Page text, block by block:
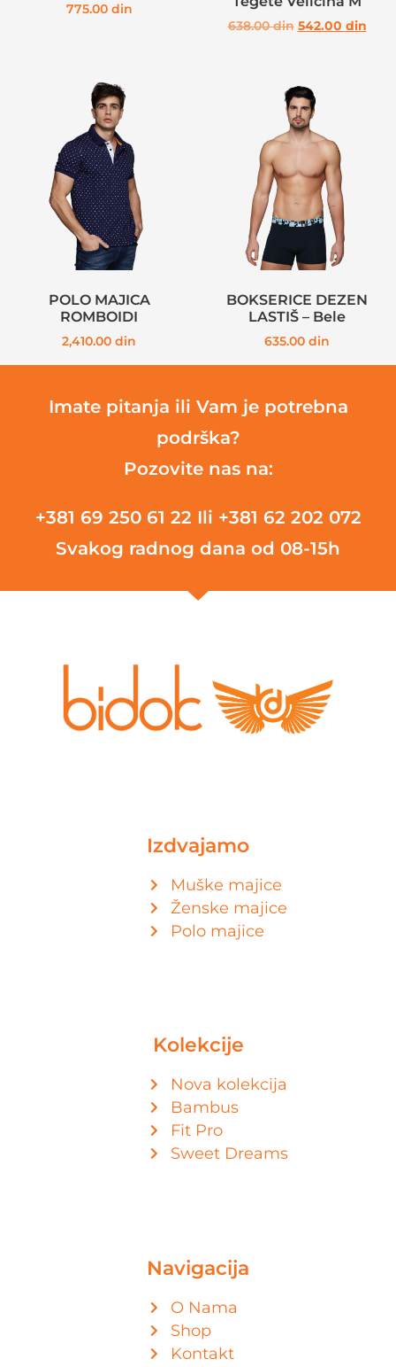
775.00 din
638.00din 542.00 din
POLO MAJICA
ROMBOIDI
2,410.00 din
BOKSERICE DEZEN
LASTIŠ – Bele
635.00 din
Imate pitanja ili Vam je potrebna
podrška?
Pozovite nas na:
+381 69 250 61 22 Ili +381 62 202 072
Svakog radnog dana od 08-15h
Izdvajamo
Muške majice
Ženske majice
Polo majice
Kolekcije
Nova kolekcija
Bambus
Fit Pro
Sweet Dreams
Navigacija
O Nama
Shop
Kontakt